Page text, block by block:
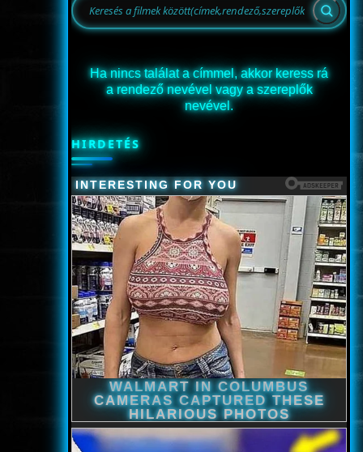
Ha nincs találat a címmel, akkor keress rá
a rendező nevével vagy a szereplők
nevével.
HIRDETÉS